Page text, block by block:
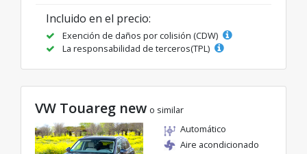
Incluido en el precio:
Exención de daños por colisión (CDW)
La responsabilidad de terceros(TPL)
VW Touareg new o similar
Automático
Aire acondicionado